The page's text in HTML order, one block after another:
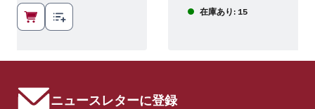
在庫あり: 15
ニュースレターに登録